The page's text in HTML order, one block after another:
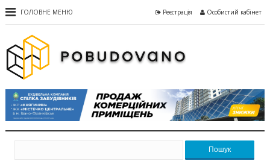
ГОЛОВНЕ МЕНЮ Реєстрація Особистий кабінет
Пошук